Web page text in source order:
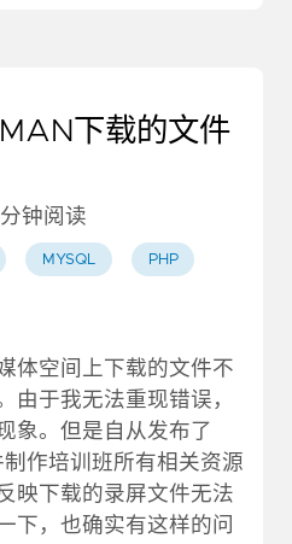
下载的文件
分钟阅读
MYSQL PHP
体空间上下载的文件不
由于我无法重现错误，
象。但是自从发布了
作培训班所有相关资源
映下载的录屏文件无法
下，也确实有这样的问